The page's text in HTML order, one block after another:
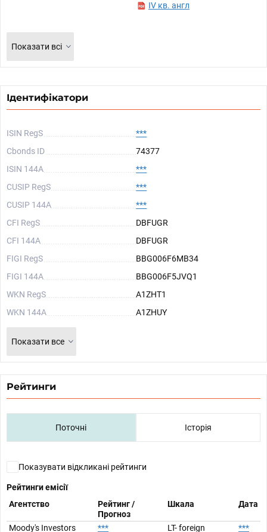
IV кв. англ
Показати всі
Ідентифікатори
ISIN RegS
***
Cbonds ID
74377
ISIN 144A
***
CUSIP RegS
***
CUSIP 144A
***
CFI RegS
DBFUGR
CFI 144A
DBFUGR
FIGI RegS
BBG006F6MB34
FIGI 144A
BBG006F5JVQ1
WKN RegS
A1ZHT1
WKN 144A
A1ZHUY
Показати все
Рейтинги
Поточні Історія
Показувати відкликані рейтинги
Рейтинги емісії
Агентство
Рейтинг /
Прогноз
Шкала Дата
Moody's Investors
***
LT- foreign
***